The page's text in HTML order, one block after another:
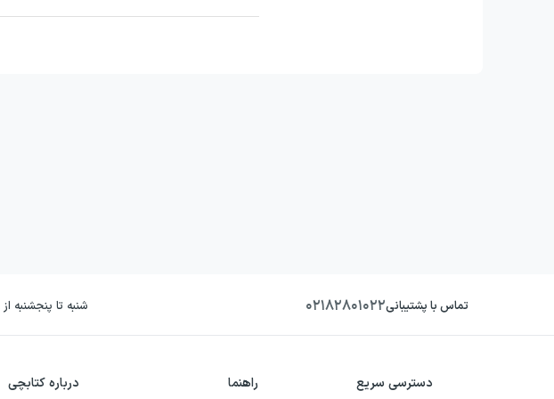
تماس با پشتیبانی۰۲۱۸۲۸۰۱۰۲۲ شنبه تا پنجشنبه از ۸ صبح تا ۱۸ عصر بجز روزهای تعطیل
دسترسی سریع راهنما درباره کتابچی